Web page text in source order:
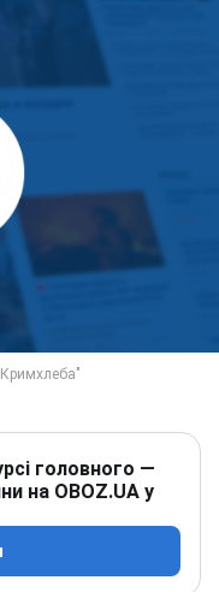
головного —
на OBOZ.UA у